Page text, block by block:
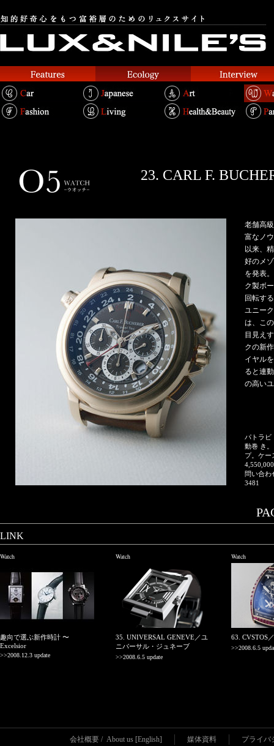
23. CARL F.
老舗高
富なノ
以来、
好のメ
を発表
ク製ボ
回転す
ユニー
は、こ
目見え
クの新
イヤル
ると連
の高い
パトラ
動巻 き
プ。ケー
問い合
3481
LINK
Watch
趣向で選ぶ新作時計 〜
Excelsior
>>2008.12.3 update
Watch
35. UNIVERSAL GENEVE／ユ
ニバーサル・ジュネーブ
>>2008.6.5 update
Watch
63. CVSTOS
>>2008.6.5
会社概要 / About us [English] 媒体資料 プライバ